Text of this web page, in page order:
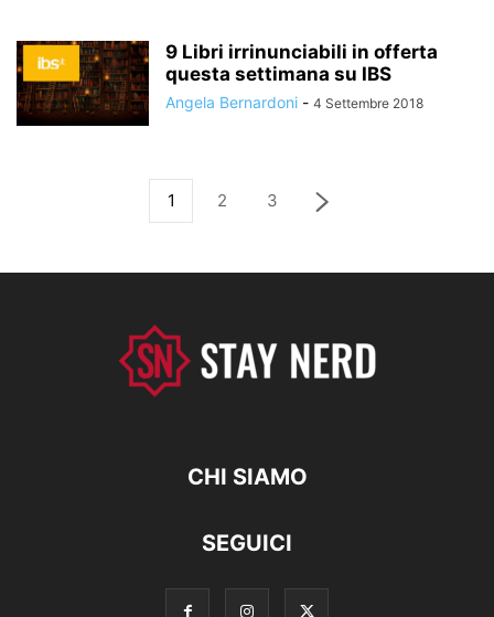
9 Libri irrinunciabili in offerta
questa settimana su IBS
Angela Bernardoni - 4 Settembre 2018
1 2 3
CHI SIAMO
SEGUICI